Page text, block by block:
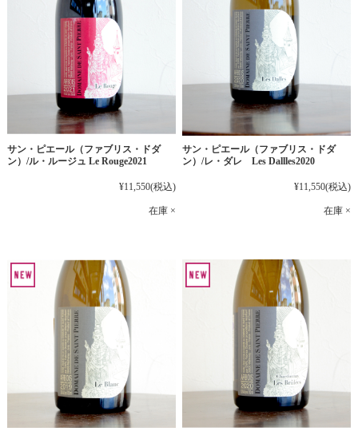
サン・ピエール（ファブリス・ドダ
ン）/ル・ルージュ Le Rouge2021
¥11,550(税込)
在庫 ×
サン・ピエール（ファブリス・ドダ
ン）/レ・ダレ Les Dallles2020
¥11,550(税込)
在庫 ×